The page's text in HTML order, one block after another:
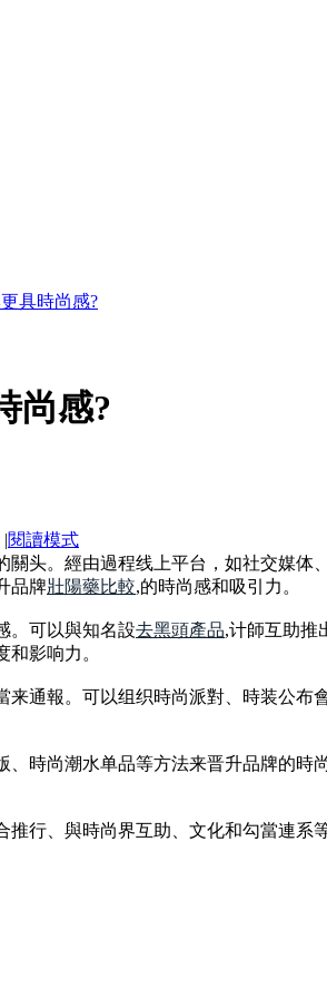
具時尚感?
尚感?
|閱讀模式
头。經由過程线上平台，如社交媒
品牌壯陽藥比較,的時尚感和吸引力。
。可以與知名設去黑頭產品,计師互助推
影响力。
通報。可以组织時尚派對、時装公
時尚潮水单品等方法来晋升品牌的時
行、與時尚界互助、文化和勾當連系